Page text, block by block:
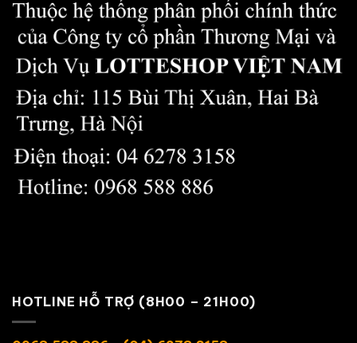
HOTLINE HỖ TRỢ (8H00 – 21H00)